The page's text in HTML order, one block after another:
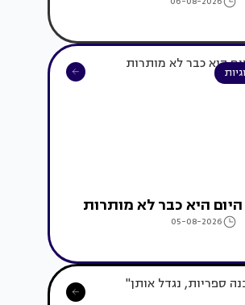
היא כבר לא מותרות
05-08-2026